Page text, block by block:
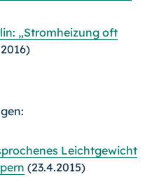
„Stromheizung oft
Leichtgewicht
(23.4.2015)